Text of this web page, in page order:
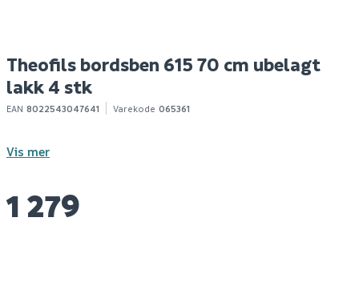
Theofils bordsben 615 70 cm ubelagt
lakk 4 stk
EAN 8022543047641 Varekode 065361
Vis mer
1 279